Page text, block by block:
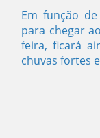
Em função
para chegar
feira, ficará
chuvas fortes